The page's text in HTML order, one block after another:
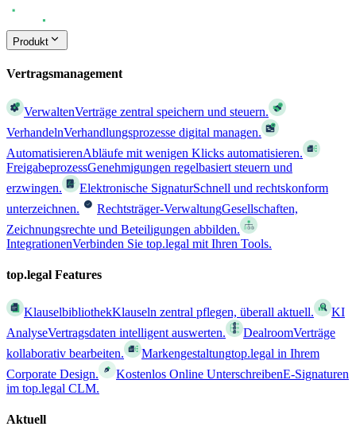
Produkt
Vertragsmanagement
VerwaltenVerträge zentral speichern und steuern.
VerhandelnVerhandlungsprozesse digital managen.
AutomatisierenAbläufe mit wenigen Klicks automatisieren.
FreigabeprozessGenehmigungen regelbasiert steuern und
erzwingen.
Elektronische SignaturSchnell und rechtskonform
unterzeichnen.
Rechtsträger-VerwaltungGesellschaften,
Zeichnungsrechte und Beteiligungen abbilden.
IntegrationenVerbinden Sie top.legal mit Ihren Tools.
top.legal Features
KlauselbibliothekKlauseln zentral pflegen, überall aktuell.
KI
AnalyseVertragsdaten intelligent auswerten. DealroomVerträge
kollaborativ bearbeiten.
Markengestaltungtop.legal in Ihrem
Corporate Design.
Kostenlos Online UnterschreibenE-Signaturen
im top.legal CLM.
Aktuell